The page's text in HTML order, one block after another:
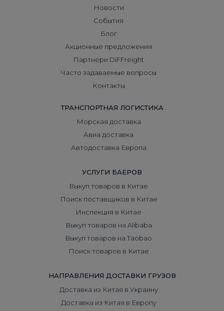
Новости
События
Блог
Акционные предложения
Партнери DiFFreight
Часто задаваемые вопросы
Контакты
ТРАНСПОРТНАЯ ЛОГИСТИКА
Морская доставка
Авиа доставка
Автодоставка Европа
УСЛУГИ БАЕРОВ
Выкуп товаров в Китае
Поиск поставщиков в Китае
Инспекция в Китае
Выкуп товаров на Alibaba
Выкуп товаров на Taobao
Поиск товаров в Китае
НАПРАВЛЕНИЯ ДОСТАВКИ ГРУЗОВ
Доставка из Китая в Украину
Доставка из Китая в Европу